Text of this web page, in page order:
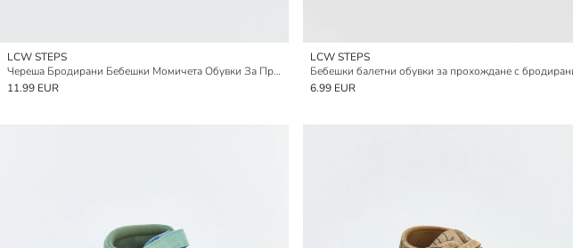
LCW STEPS
Череша Бродирани Бебешки Момичета Обувки За Прохождане
11.99 EUR
LCW STEPS
6.99 EUR